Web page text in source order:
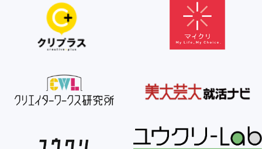
す。これらの情報には、利用されるURL、ブラウザや携帯電
話の種類、IPアドレスなどの情報を含みます。
【個人情報の利用目的の公表】
当社は、個人情報を次の利用目的の範囲内で利用すること
第１項及びJISQ15001:2017の附属書A.3.4.2.4に基づき公表し
＜個人情報の利用目的＞
１．当社のサービスを提供するため
２．当社のサービスを安心・安全にご利用いただける環境整